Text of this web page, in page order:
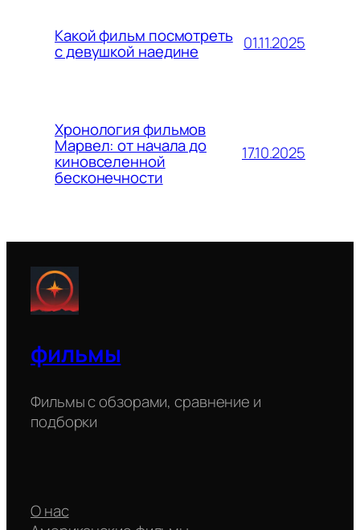
Какой фильм посмотреть
с девушкой наедине 01.11.2025
Хронология фильмов
Марвел: от начала до
киновселенной
бесконечности
17.10.2025
фильмы
Фильмы с обзорами, сравнение и
подборки
О нас